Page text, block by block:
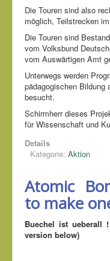
Die Touren sind also
möglich, Teilstrecken
Die Touren sind
vom Volksbund
vom Auswärtigen Amt
Unterwegs werden
pädagogischen Bildung
besucht.
Schirmherr dieses
für Wissenschaft und
Details
Kategorie: Aktion
Atomic
to make
Buechel ist ueberall
version below)